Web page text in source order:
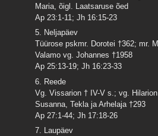
Maria, õigl. Laatsaruse õed
Ap 23:1-11; Jh 16:15-23
5. Neljapäev
Tüürose pskmr. Dorotei †362; mr.
Valamo vg. Johannes †1958
Ap 25:13-19; Jh 16:23-33
6. Reede
Vg. Vissarion † IV-V s.; vg.
Susanna, Tekla ja Arhelaja †293
Ap 27:1-44; Jh 17:18-26
7. Laupäev